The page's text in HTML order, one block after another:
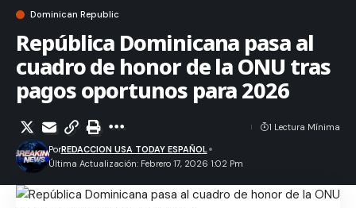
Dominican Republic
República Dominicana pasa al
cuadro de honor de la ONU tras
pagos oportunos para 2026
Última Actualización: Febrero 17, 2026 1:02 Pm
PorREDACCION USA TODAY ESPAÑOL
1 Lectura Mínima